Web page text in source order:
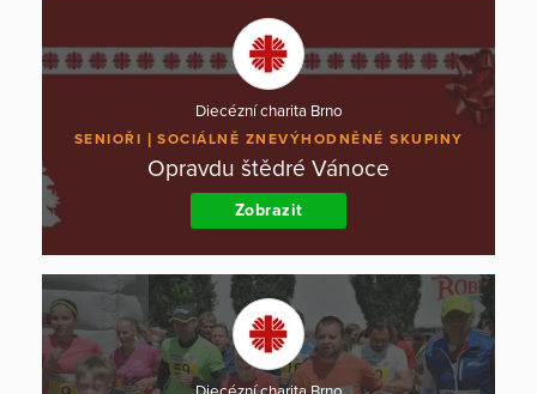
Diecézní charita Brno
SENIOŘI SOCIÁLNĚ ZNEVÝHODNĚNÉ SKUPINY
Opravdu štědré Vánoce
Zobrazit